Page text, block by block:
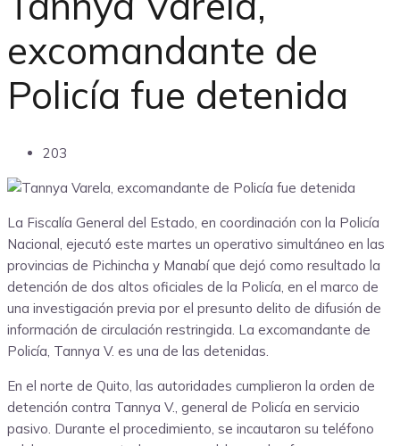
excomandante de
Policía fue detenida
203
La Fiscalía General del Estado, en coordinación con la Policía
Nacional, ejecutó este martes un operativo simultáneo en las
provincias de Pichincha y Manabí que dejó como resultado la
detención de dos altos oficiales de la Policía, en el marco de
una investigación previa por el presunto delito de difusión de
información de circulación restringida. La excomandante de
Policía, Tannya V. es una de las detenidas.
En el norte de Quito, las autoridades cumplieron la orden de
detención contra Tannya V., general de Policía en servicio
pasivo. Durante el procedimiento, se incautaron su teléfono